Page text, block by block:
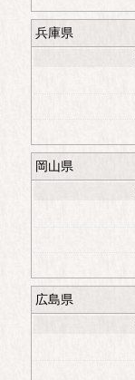
兵庫県
岡山県
広島県